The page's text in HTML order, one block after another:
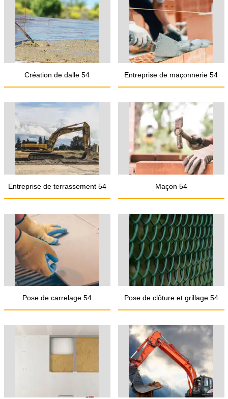
Création de dalle 54 Entreprise de maçonnerie 54
Entreprise de terrassement 54 Maçon 54
Pose de carrelage 54 Pose de clôture et grillage 54